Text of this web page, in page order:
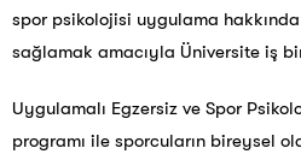
spor psikolojisi uygulama
sağlamak amacıyla Üniversite iş
Uygulamalı Egzersiz ve Spor
programı ile sporcuların bireysel